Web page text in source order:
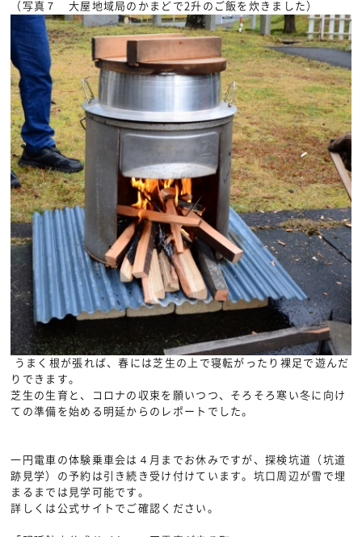
（写真７ 大屋地域局のかまどで2升のご飯を炊きました）
うまく根が張れば、春には芝生の上で寝転がったり裸足で遊んだ
りできます。
芝生の生育と、コロナの収束を願いつつ、そろそろ寒い冬に向け
ての準備を始める明延からのレポートでした。
一円電車の体験乗車会は４月までお休みですが、探検坑道（坑道
跡見学）の予約は引き続き受け付けています。坑口周辺が雪で埋
まるまでは見学可能です。
詳しくは公式サイトでご確認ください。